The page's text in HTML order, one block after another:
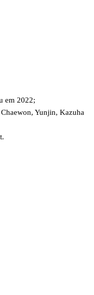
em 2022;
Yunjin, Kazuha